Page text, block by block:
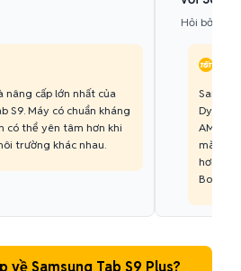
nâng cấp lớn nhất của
S9. Máy có chuẩn kháng
có thể yên tâm hơn khi
trường khác nhau.
Hỏi bởi:
màu
hơn.
Booster
về Samsung Tab S9 Plus?